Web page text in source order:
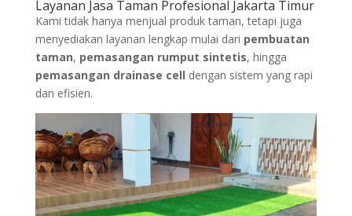
Layanan Jasa Taman Profesional Jakarta Timur
Kami tidak hanya menjual produk taman, tetapi juga
menyediakan layanan lengkap mulai dari pembuatan
taman, pemasangan rumput sintetis, hingga
pemasangan drainase cell dengan sistem yang rapi
dan efisien.